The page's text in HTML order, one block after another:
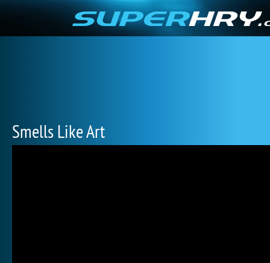
Smells Like Art